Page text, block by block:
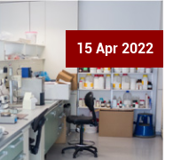
15 Apr 2022